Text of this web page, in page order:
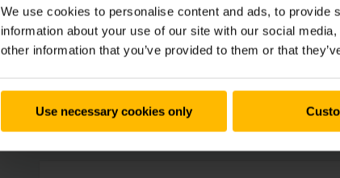
We use cookies to personalise content and ads, to
information about your use of our site with our social
other information that you’ve provided to them or that
Use necessary cookies only
Kundefordele ERC 2
PDF(1,4 MB)